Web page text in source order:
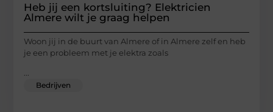
Heb jij een kortsluiting? Elektricien
Almere wilt je graag helpen
Woon jij in de buurt van Almere of in Almere zelf en heb
je een probleem met je elektra zoals
...
Bedrijven